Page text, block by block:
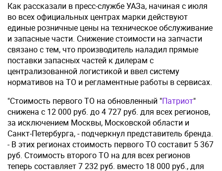
Как рассказали в пресс-службе УАЗа, начиная с июля
во всех официальных центрах марки действуют
единые розничные цены на техническое обслуживание
и запасные части. Снижение стоимости на запчасти
связано с тем, что производитель наладил прямые
поставки запасных частей к дилерам с
централизованной логистикой и ввел систему
нормативов на ТО и регламентные работы в сервисах.
"Стоимость первого ТО на обновленный "Патриот"
снижена с 12 000 руб. до 4 727 руб. для всех регионов,
за исключением Москвы, Московской области и
Санкт-Петербурга, - подчеркнул представитель бренда.
- В этих регионах стоимость первого ТО составит 5 367
руб. Стоимость второго ТО на для всех регионов
теперь составляет 7 232 руб. вместо 18 000 руб., для